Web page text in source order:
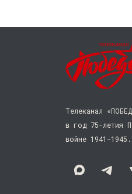
Телеканал
в год 75-летия
войне 1941−1945.